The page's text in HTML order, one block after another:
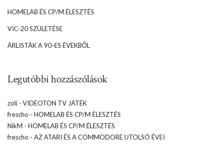
HOMELAB ÉS CP/M ÉLESZTÉS
VIC-20 SZÜLETÉSE
ÁRLISTÁK A 90-ES ÉVEKBŐL
Legutóbbi hozzászólások
zoli - VIDEOTON TV JÁTÉK
frescho - HOMELAB ÉS CP/M ÉLESZTÉS
NikM - HOMELAB ÉS CP/M ÉLESZTÉS
frescho - AZ ATARI ÉS A COMMODORE UTOLSÓ ÉVEI